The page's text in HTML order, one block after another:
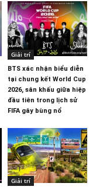
Giải trí
BTS xác nhận biểu diễn
tại chung kết World Cup
2026, sân khấu giữa hiệp
đầu tiên trong lịch sử
FIFA gây bùng nổ
Giải trí